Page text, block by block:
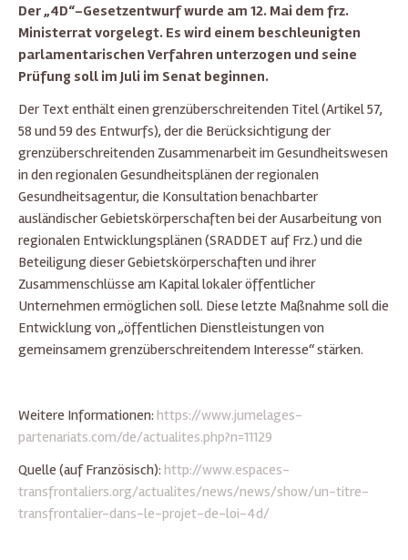
Der „4D“-Gesetzentwurf wurde am 12. Mai dem frz.
Ministerrat vorgelegt. Es wird einem beschleunigten
parlamentarischen Verfahren unterzogen und seine
Prüfung soll im Juli im Senat beginnen.
Der Text enthält einen grenzüberschreitenden Titel (Artikel 57,
58 und 59 des Entwurfs), der die Berücksichtigung der
grenzüberschreitenden Zusammenarbeit im Gesundheitswesen
in den regionalen Gesundheitsplänen der regionalen
Gesundheitsagentur, die Konsultation benachbarter
ausländischer Gebietskörperschaften bei der Ausarbeitung von
regionalen Entwicklungsplänen (SRADDET auf Frz.) und die
Beteiligung dieser Gebietskörperschaften und ihrer
Zusammenschlüsse am Kapital lokaler öffentlicher
Unternehmen ermöglichen soll. Diese letzte Maßnahme soll die
Entwicklung von „öffentlichen Dienstleistungen von
gemeinsamem grenzüberschreitendem Interesse“ stärken.
Weitere Informationen: https://www.jumelages-
partenariats.com/de/actualites.php?n=11129
Quelle (auf Französisch): http://www.espaces-
transfrontaliers.org/actualites/news/news/show/un-titre-
transfrontalier-dans-le-projet-de-loi-4d/